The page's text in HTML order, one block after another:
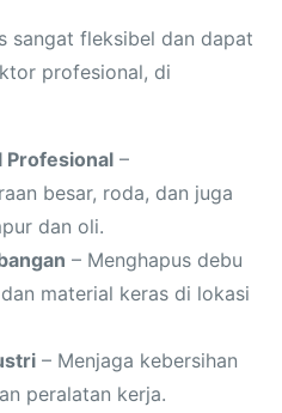
sangat fleksibel dan dapat
profesional, di
Profesional –
besar, roda, dan juga
dan oli.
– Menghapus debu
material keras di lokasi
– Menjaga kebersihan
peralatan kerja.